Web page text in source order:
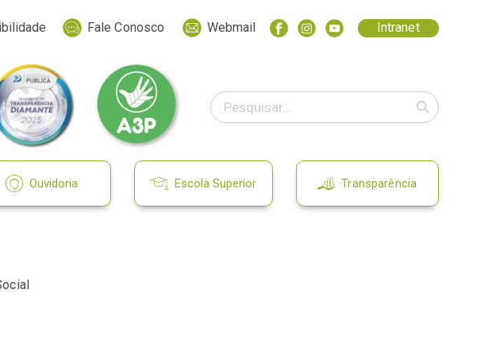
Fale Conosco Webmail Intranet
Ouvidoria Escola Superior Transparência